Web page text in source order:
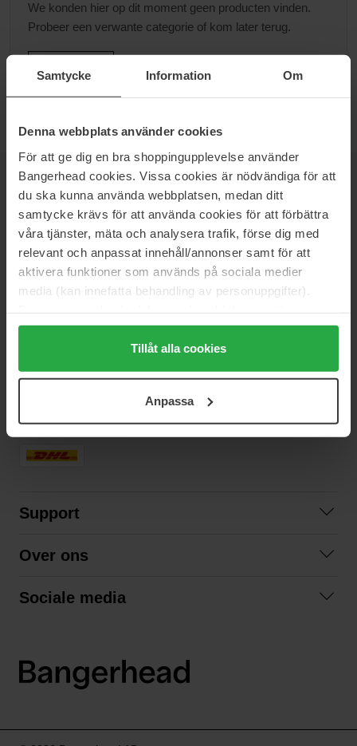
Samtycke Information Om
Denna webbplats använder cookies
För att ge dig en bra shoppingupplevelse använder
Bangerhead cookies. Vissa cookies är nödvändiga för att
du ska kunna använda webbplatsen, medan ditt
samtycke krävs för att använda cookies för att förbättra
våra tjänster, mäta och analysera trafik, förse dig med
relevant och anpassat innehåll/annonser samt för att
aktivera funktioner som används på sociala medier
media (kan innefatta behandling av personuppgifter).
Genom att trycka på "Tillåt alla cookies" accepterar du
alla cookies, medan du under "Detaljer" kan anpassa
användningen av cookies. Du kan när som helst återkalla
samt vår Integritetspolicy.
Tillåt alla cookies
Anpassa
We konden hier op dit moment geen producten vinden.
Probeer een verwante categorie of kom later terug.
NIEUWSBRIEF
WEES ALS EERSTE OP DE HOOGTE
Wil je het beste beauty-nieuws direct in je inbox ontvangen?
aanbiedingen!
SNELLE LEVERING
Support
Retourneren
Over ons
Sociale media
LinkedIn